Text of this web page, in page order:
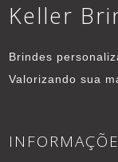
Keller
Brindes
Valorizando sua